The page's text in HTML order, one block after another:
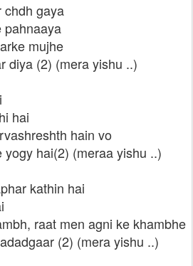
chdh gaya
pahnaaya
mujhe
diya (2) (mera yishu ..)
hai
hain vo
hai(2) (meraa yishu ..)
kathin hai
raat men agni ke khambhe
(2) (mera yishu ..)